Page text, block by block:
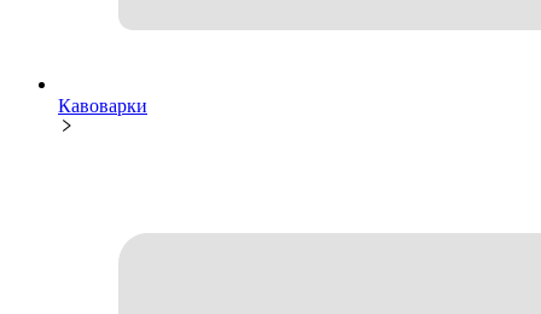
Кавоварки